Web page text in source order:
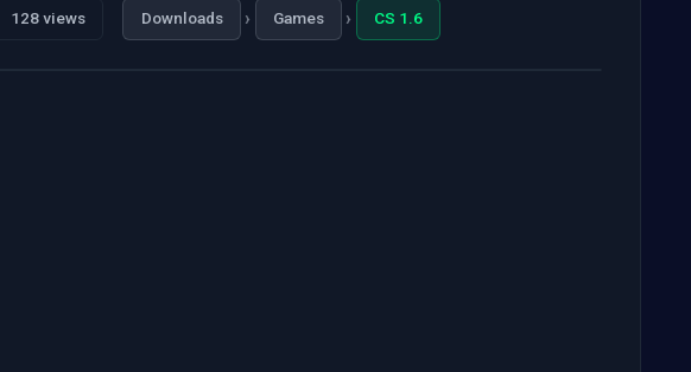
128 views Downloads › Games › CS 1.6